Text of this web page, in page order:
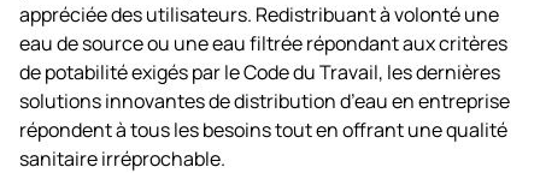
appréciée des utilisateurs. Redistribuant à volonté une
eau de source ou une eau filtrée répondant aux critères
de potabilité exigés par le Code du Travail, les dernières
solutions innovantes de distribution d’eau en entreprise
répondent à tous les besoins tout en offrant une qualité
sanitaire irréprochable.